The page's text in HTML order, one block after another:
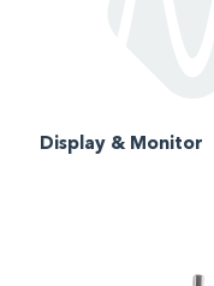
Display & Monitor